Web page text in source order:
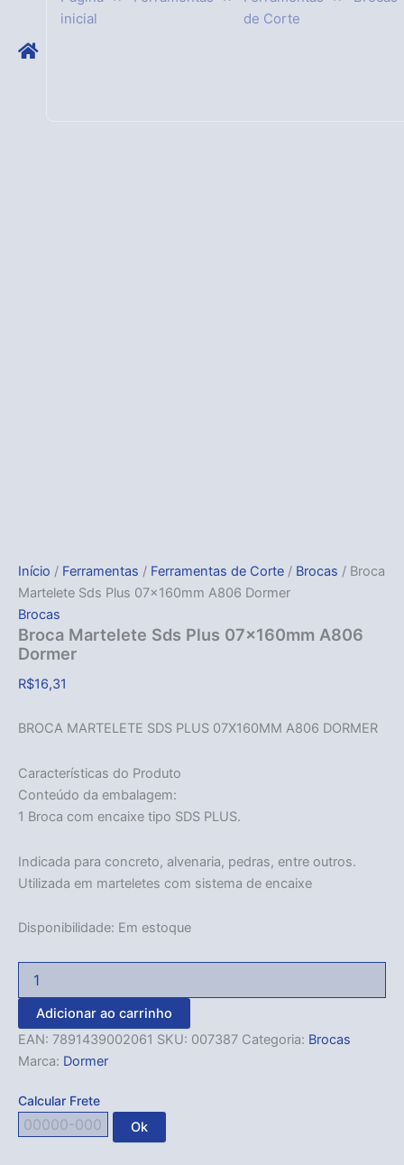
inicial
de Corte
Início / Ferramentas / Ferramentas de Corte / Brocas / Broca
Martelete Sds Plus 07x160mm A806 Dormer
Brocas
Broca Martelete Sds Plus 07x160mm A806
Dormer
R$16,31
BROCA MARTELETE SDS PLUS 07X160MM A806 DORMER
Características do Produto
Conteúdo da embalagem:
1 Broca com encaixe tipo SDS PLUS.
Indicada para concreto, alvenaria, pedras, entre outros.
Utilizada em marteletes com sistema de encaixe
Disponibilidade: Em estoque
Adicionar ao carrinho
EAN: 7891439002061 SKU: 007387 Categoria: Brocas
Marca: Dormer
Calcular Frete
Ok